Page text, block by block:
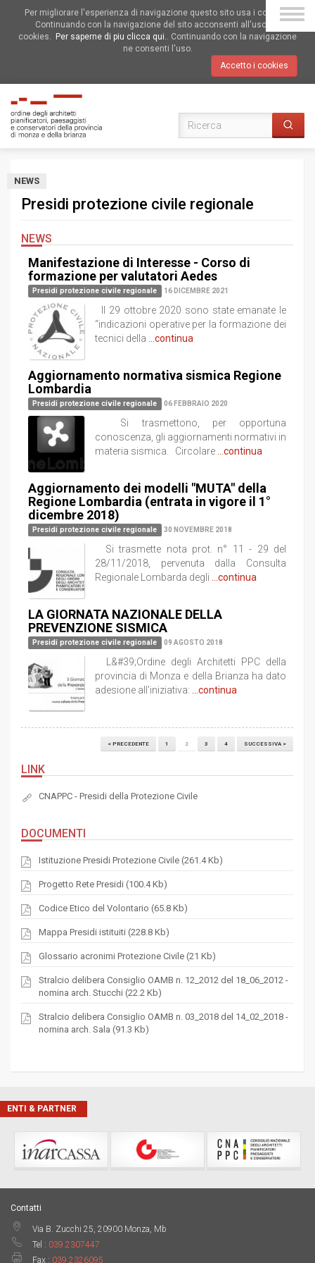
Per migliorare l'esperienza di navigazione questo sito usa i cookies.
Continuando con la navigazione del sito acconsenti all'uso dei
cookies.
Per saperne di piu clicca qui.. Continuando con la navigazione
ne consenti l'uso.
Accetto i cookies
NEWS
Presidi protezione civile regionale
NEWS
Manifestazione di Interesse - Corso di
formazione per valutatori Aedes
Presidi protezione civile regionale 16 DICEMBRE 2021
Il 29 ottobre 2020 sono state emanate le
“indicazioni operative per la formazione dei
tecnici della
...continua
Aggiornamento normativa sismica Regione
Lombardia
Presidi protezione civile regionale 06 FEBBRAIO 2020
Si trasmettono, per opportuna
conoscenza, gli aggiornamenti normativi in
materia sismica. Circolare
...continua
Aggiornamento dei modelli "MUTA" della
Regione Lombardia (entrata in vigore il 1°
dicembre 2018)
Presidi protezione civile regionale 30 NOVEMBRE 2018
Si trasmette nota prot. n° 11 - 29 del
28/11/2018, pervenuta dalla Consulta
Regionale Lombarda degli
...continua
LA GIORNATA NAZIONALE DELLA
PREVENZIONE SISMICA
Presidi protezione civile regionale 09 AGOSTO 2018
L&#39;Ordine degli Architetti PPC della
provincia di Monza e della Brianza ha dato
adesione all’iniziativa:
...continua
< PRECEDENTE 1 2 3 4 SUCCESSIVA >
LINK
CNAPPC - Presidi della Protezione Civile
DOCUMENTI
Istituzione Presidi Protezione Civile (261.4 Kb)
Progetto Rete Presidi (100.4 Kb)
Codice Etico del Volontario (65.8 Kb)
Mappa Presidi istituiti (228.8 Kb)
Glossario acronimi Protezione Civile (21 Kb)
Stralcio delibera Consiglio OAMB n. 12_2012 del 18_06_2012 -
nomina arch. Stucchi (22.2 Kb)
Stralcio delibera Consiglio OAMB n. 03_2018 del 14_02_2018 -
nomina arch. Sala (91.3 Kb)
ENTI & PARTNER
Contatti
Via B. Zucchi 25, 20900 Monza, Mb
Tel : 039.2307447
Fax : 039.2326095